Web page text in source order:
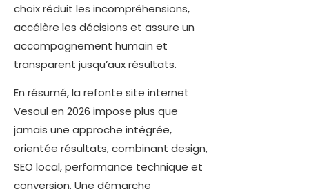
choix réduit les incompréhensions,
accélère les décisions et assure un
accompagnement humain et
transparent jusqu’aux résultats.
En résumé, la refonte site internet
Vesoul en 2026 impose plus que
jamais une approche intégrée,
orientée résultats, combinant design,
SEO local, performance technique et
conversion. Une démarche